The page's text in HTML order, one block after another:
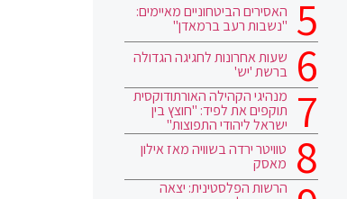
האסירים הביטחוניים מאיימים:
"נשבות רעב ברמאדן"
שעות אחרונות לחגיגה הגדולה
ברשת 'יש'
מנהיגי הקהילה האורתודוקסית
תוקפים את לפיד: "חוצץ בין
ישראל ליהודי התפוצות"
טוויטר ירדה בשוויה מאז אילון
מאסק
הרשות הפלסטינית: יצאה